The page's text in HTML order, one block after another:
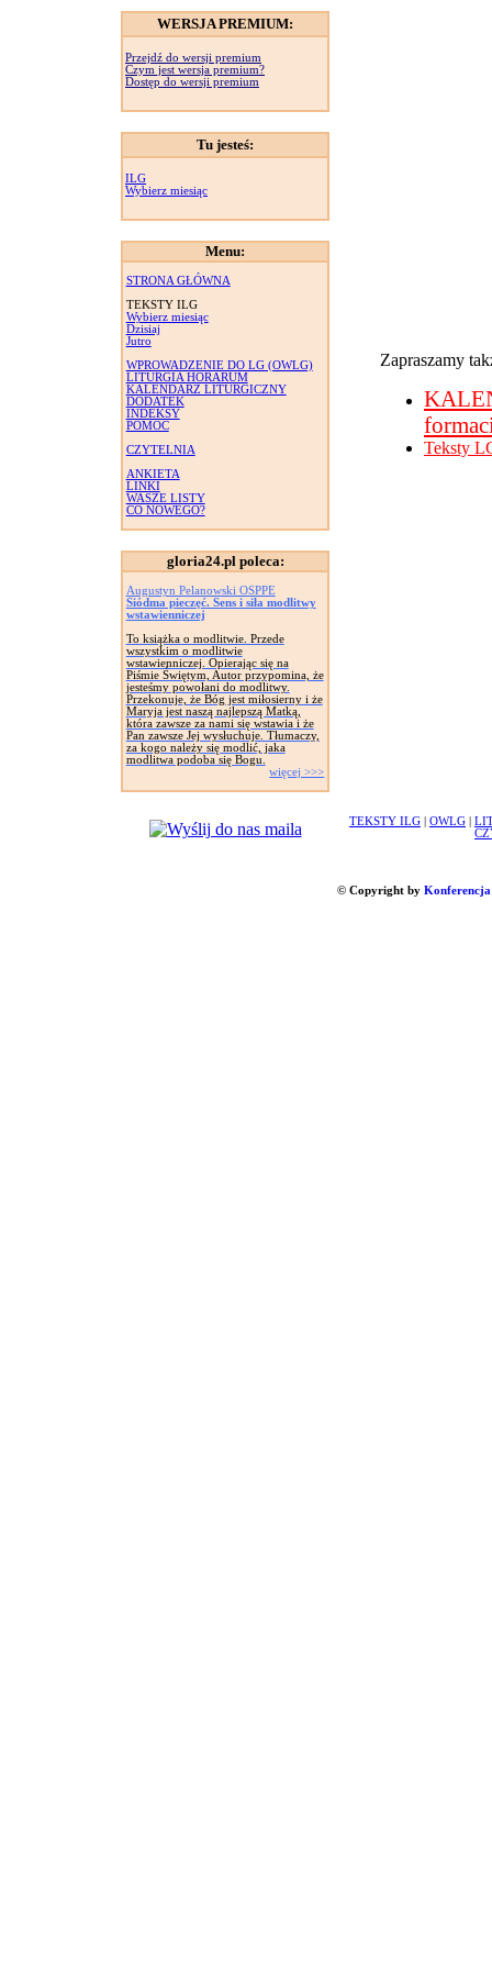
WERSJA PREMIUM:
Przejdź do wersji premium
Czym jest wersja premium?
Dostęp do wersji premium
Tu jesteś:
ILG
Wybierz miesiąc
Menu:
STRONA GŁÓWNA
TEKSTY ILG
Wybierz miesiąc
Dzisiaj
Jutro
WPROWADZENIE DO LG (OWLG)
LITURGIA HORARUM
KALENDARZ LITURGICZNY
DODATEK
INDEKSY
POMOC
CZYTELNIA
ANKIETA
LINKI
WASZE LISTY
CO NOWEGO?
gloria24.pl poleca:
Augustyn Pelanowski OSPPE
Siódma pieczęć. Sens i siła modlitwy
wstawienniczej
To książka o modlitwie. Przede
wszystkim o modlitwie
wstawienniczej. Opierając się na
Piśmie Świętym, Autor przypomina, że
jesteśmy powołani do modlitwy.
Przekonuje, że Bóg jest miłosierny i że
Maryja jest naszą najlepszą Matką,
która zawsze za nami się wstawia i że
Pan zawsze Jej wysłuchuje. Tłumaczy,
za kogo należy się modlić, jaka
modlitwa podoba się Bogu.
więcej >>>
Zapraszamy
Teksty
TEKSTY ILG OWLG
© Copyright by Konferencja